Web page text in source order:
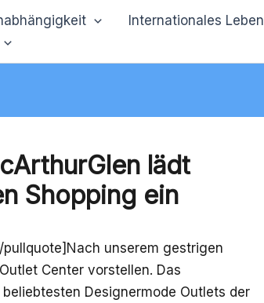
Internationales Leben
lädt
Shopping ein
unserem gestrigen
Center vorstellen. Das
Designermode Outlets der